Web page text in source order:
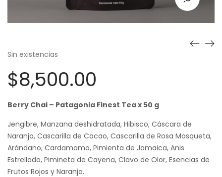
Sin existencias
$8,500.00
Berry Chai – Patagonia Finest Tea x 50 g
Jengibre, Manzana deshidratada, Hibisco, Cáscara de
Naranja, Cascarilla de Cacao, Cascarilla de Rosa Mosqueta,
Arándano, Cardamomo, Pimienta de Jamaica, Anis
Estrellado, Pimineta de Cayena, Clavo de Olor, Esencias de
Frutos Rojos y Naranja.